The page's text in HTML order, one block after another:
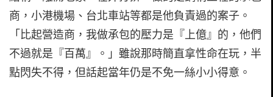
商，小港機場、台北車站等都是他負責過的案子。
「比起營造商，我做承包的壓力是『上億』的，他們
不過就是『百萬』。」雖說那時簡直拿性命在玩，半
點閃失不得，但話起當年仍是不免一絲小小得意。